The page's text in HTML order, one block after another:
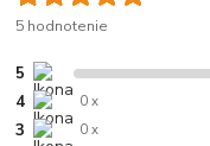
5 hodnotenie
5
4 0 x
3 0 x